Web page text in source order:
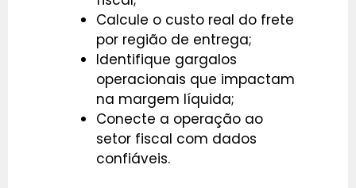
Calcule o custo real do frete
por região de entrega;
Identifique gargalos
operacionais que impactam
na margem líquida;
Conecte a operação ao
setor fiscal com dados
confiáveis.